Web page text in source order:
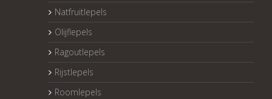
Natfruitlepels
Olijflepels
Ragoutlepels
Rijstlepels
Roomlepels